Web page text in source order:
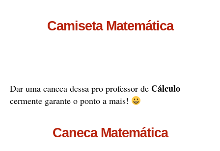
Camiseta Matemática
Dar uma caneca dessa pro professor de Cálculo
cermente garante o ponto a mais!
Caneca Matemática